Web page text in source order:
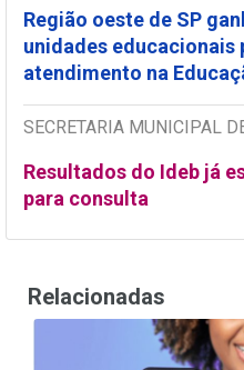
Região oeste de SP
unidades educacionais
atendimento na
SECRETARIA MUNICIPAL
Resultados do Ideb já
para consulta
Relacionadas